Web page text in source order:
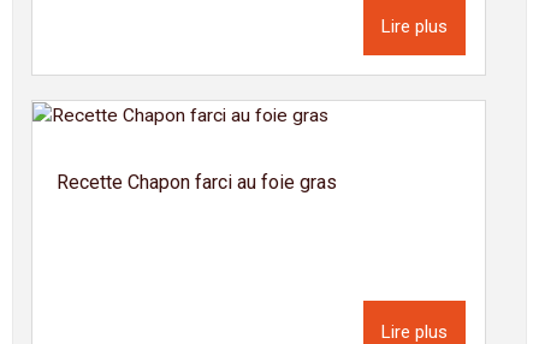
Lire plus
Recette Chapon farci au foie gras
Lire plus